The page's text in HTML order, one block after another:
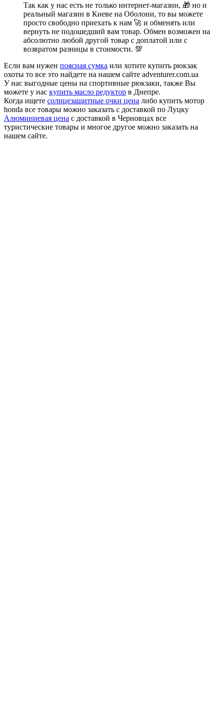
Так как у нас есть не только интернет-магазин, 🎁 но и
реальный магазин в Киеве на Оболони, то вы можете
просто свободно приехать к нам 🚀 и обменять или
вернуть не подошедший вам товар. Обмен возможен на
абсолютно любой другой товар с доплатой или с
возвратом разницы в стоимости. 💯
Если вам нужен поясная сумка или хотите купить рюкзак
охоты то все это найдете на нашем сайте adventurer.com.ua
У нас выгодные цены на спортивные рюкзаки, также Вы
можете у нас купить масло редуктор в Днепре.
Когда ищете солнцезащитные очки цена либо купить мотор
honda все товары можно заказать с доставкой по Луцку
Алюминиевая цена с доставкой в Черновцах все
туристические товары и многое другое можно заказать на
нашем сайте.